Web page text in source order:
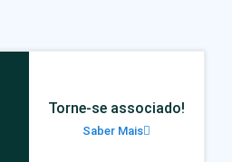
Torne-se associado!
Saber Mais